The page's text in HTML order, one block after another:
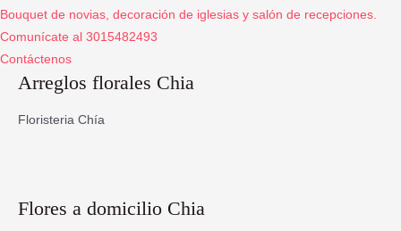
Bouquet de novias, decoración de iglesias y salón de recepciones.
Comunícate al 3015482493
Contáctenos
Arreglos florales Chia
Floristeria Chía
Flores a domicilio Chia